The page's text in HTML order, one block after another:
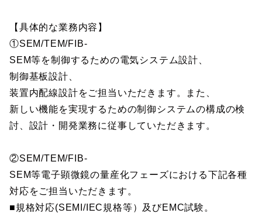
【具体的な業務内容】
①SEM/TEM/FIB-
SEM等を制御するための電気システム設計、
制御基板設計、
装置内配線設計をご担当いただきます。また、
新しい機能を実現するための制御システムの構成の検
討、設計・開発業務に従事していただきます。
②SEM/TEM/FIB-
SEM等電子顕微鏡の量産化フェーズにおける下記各種
対応をご担当いただきます。
■規格対応(SEMI/IEC規格等）及びEMC試験。